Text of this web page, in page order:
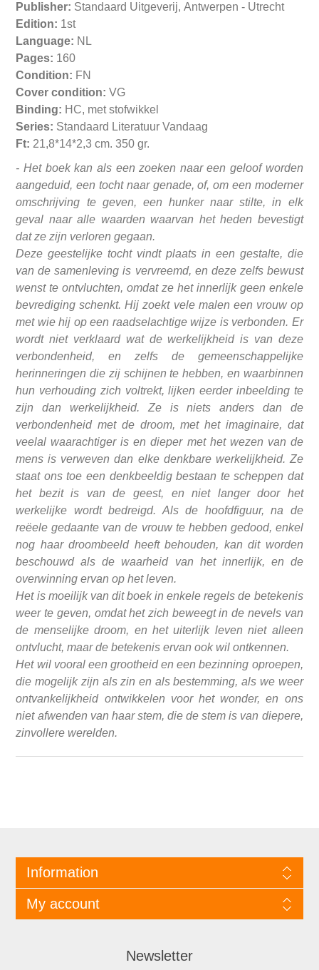
Publisher: Standaard Uitgeverij, Antwerpen - Utrecht
Edition: 1st
Language: NL
Pages: 160
Condition: FN
Cover condition: VG
Binding: HC, met stofwikkel
Series: Standaard Literatuur Vandaag
Ft: 21,8*14*2,3 cm. 350 gr.
- Het boek kan als een zoeken naar een geloof worden
aangeduid, een tocht naar genade, of, om een moderner
omschrijving te geven, een hunker naar stilte, in elk
geval naar alle waarden waarvan het heden bevestigt
dat ze zijn verloren gegaan.
Deze geestelijke tocht vindt plaats in een gestalte, die
van de samenleving is vervreemd, en deze zelfs bewust
wenst te ontvluchten, omdat ze het innerlijk geen enkele
bevrediging schenkt. Hij zoekt vele malen een vrouw op
met wie hij op een raadselachtige wijze is verbonden. Er
wordt niet verklaard wat de werkelijkheid is van deze
verbondenheid, en zelfs de gemeenschappelijke
herinneringen die zij schijnen te hebben, en waarbinnen
hun verhouding zich voltrekt, lijken eerder inbeelding te
zijn dan werkelijkheid. Ze is niets anders dan de
verbondenheid met de droom, met het imaginaire, dat
veelal waarachtiger is en dieper met het wezen van de
mens is verweven dan elke denkbare werkelijkheid. Ze
staat ons toe een denkbeeldig bestaan te scheppen dat
het bezit is van de geest, en niet langer door het
werkelijke wordt bedreigd. Als de hoofdfiguur, na de
reëele gedaante van de vrouw te hebben gedood, enkel
nog haar droombeeld heeft behouden, kan dit worden
beschouwd als de waarheid van het innerlijk, en de
overwinning ervan op het leven.
Het is moeilijk van dit boek in enkele regels de betekenis
weer te geven, omdat het zich beweegt in de nevels van
de menselijke droom, en het uiterlijk leven niet alleen
ontvlucht, maar de betekenis ervan ook wil ontkennen.
Het wil vooral een grootheid en een bezinning oproepen,
die mogelijk zijn als zin en als bestemming, als we weer
ontvankelijkheid ontwikkelen voor het wonder, en ons
niet afwenden van haar stem, die de stem is van diepere,
zinvollere werelden.
Information
My account
Newsletter